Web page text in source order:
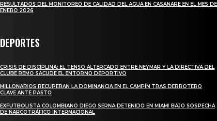
RESULTADOS DEL MONITOREO DE CALIDAD DEL AGUA EN CASANARE EN EL MES DE
ENERO 2026
DEPORTES
CRISIS DE DISCIPLINA: EL TENSO ALTERCADO ENTRE NEYMAR Y LA DIRECTIVA DEL
CLUBE REMO SACUDE EL ENTORNO DEPORTIVO
MILLONARIOS RECUPERAN LA DOMINANCIA EN EL CAMPÍN TRAS DERROTERO
CLAVE ANTE PASTO
EXFUTBOLISTA COLOMBIANO DIEGO SERNA DETENIDO EN MIAMI BAJO SOSPECHA
DE NARCOTRÁFICO INTERNACIONAL